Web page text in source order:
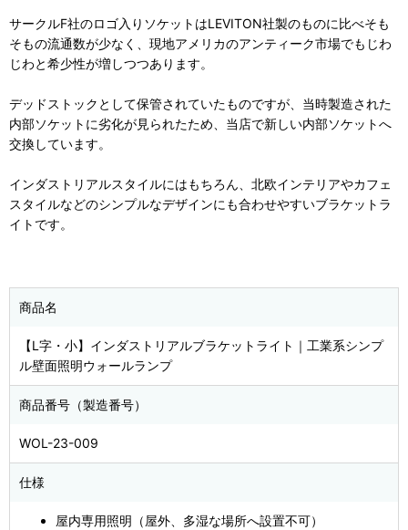
サークルF社のロゴ入りソケットはLEVITON社製のものに比べそも
そもの流通数が少なく、現地アメリカのアンティーク市場でもじわ
じわと希少性が増しつつあります。
デッドストックとして保管されていたものですが、当時製造された
内部ソケットに劣化が見られたため、当店で新しい内部ソケットへ
交換しています。
インダストリアルスタイルにはもちろん、北欧インテリアやカフェ
スタイルなどのシンプルなデザインにも合わせやすいブラケットラ
イトです。
商品名
【L字・小】インダストリアルブラケットライト｜工業系シンプ
ル壁面照明ウォールランプ
商品番号（製造番号）
WOL-23-009
仕様
屋内専用照明（屋外、多湿な場所へ設置不可）